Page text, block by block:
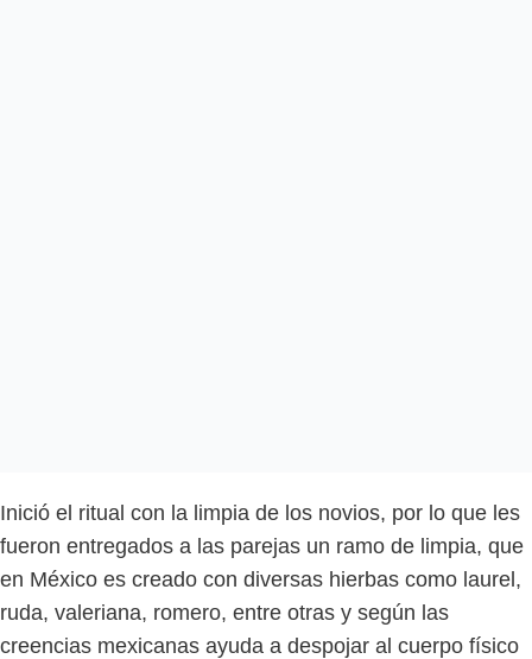
Inició el ritual con la limpia de los novios, por lo que les
fueron entregados a las parejas un ramo de limpia, que
en México es creado con diversas hierbas como laurel,
ruda, valeriana, romero, entre otras y según las
creencias mexicanas ayuda a despojar al cuerpo físico